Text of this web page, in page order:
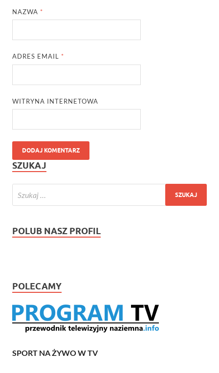
NAZWA *
ADRES EMAIL *
WITRYNA INTERNETOWA
SZUKAJ
POLUB NASZ PROFIL
POLECAMY
SPORT NA ŻYWO W TV